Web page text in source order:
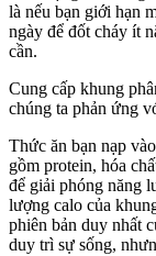
là nếu bạn giới hạn
ngày để đốt cháy ít
cần.
Cung cấp khung
chúng ta phản ứng
Thức ăn bạn nạp
gồm protein, hóa
để giải phóng năng
lượng calo của
phiên bản duy nhất
duy trì sự sống,